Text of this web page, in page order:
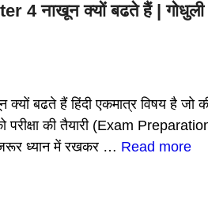
4 नाखून क्यों बढते हैं |
बढते हैं हिंदी एकमात्र विषय है जो
की तैयारी (Exam
ध्यान में रखकर … Read more